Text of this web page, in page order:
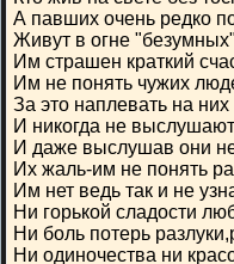
А павших очень редко
Живут в огне
Им страшен краткий
Им не понять чужих
За это наплевать на них
И никогда не
И даже выслушав они
Их жаль-им не понять
Им нет ведь так и не
Ни горькой сладости
Ни боль потерь
Ни одиночества ни